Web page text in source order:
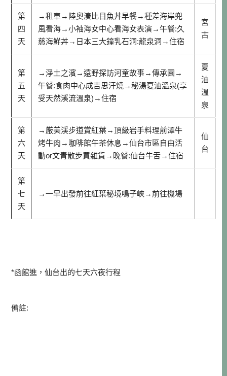
第
四
天
→租車→陸奧湊比目魚丼早餐→種差海岸兜
風看海→小袖海女中心看海女表演→午餐:久
慈海鮮丼→日本三大鐘乳石洞:龍泉洞→住宿
宮
古
第
五
天
→淨土之濱→遠野探訪河童故事→傳承園→
午餐:食肉中心成吉思汗燒→秘湯夏油溫泉(享
受天然溪流溫泉)→住宿
夏
油
溫
泉
第
六
天
→厳美渓步道賞紅葉→頂級岩手料理前澤牛
烤牛肉→咖啡館午茶休息→仙台市區自由活
動or文青散步買雜貨→晚餐:仙台牛舌→住宿
仙
台
第
七
天
→一早出發前往紅葉秘境鳴子峽→前往機場
*函館進，仙台出的七天六夜行程
備註: